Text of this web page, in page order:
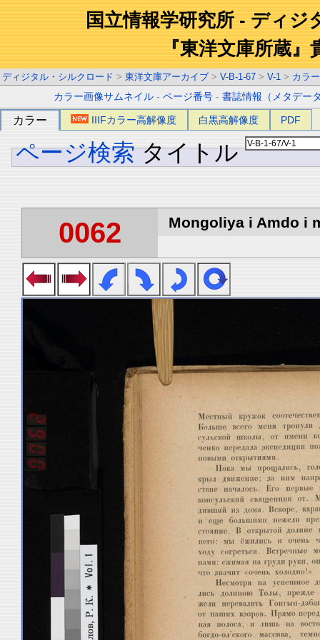
国立情報学研究所 - ディジ
『東洋文庫所蔵』
ディジタル・シルクロード > 東洋文庫アーカイブ > V-B-1-67 > V-1 > カラ
カラー画像サムネイル -ページ番号 -書誌情報（メタデー
カラー IIIFカラー高解像度 白黒高解像度 PDF
ページ検索 タイトル
0062 Mongoliya i Amdo i